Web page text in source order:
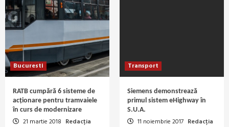
Bucuresti
RATB cumpără 6 sisteme de
acționare pentru tramvaiele
în curs de modernizare
21 martie 2018 Redacția
Transport
Siemens demonstrează
primul sistem eHighway în
S.U.A.
11 noiembrie 2017 Redacția